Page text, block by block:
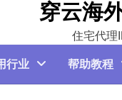
穿云海
住宅代理
行业 帮助教程